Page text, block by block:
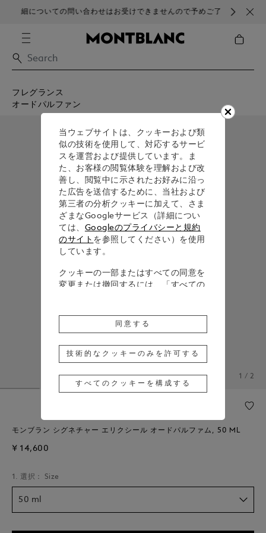
細についての問い合わせはお受けできませんので予めご了
ブ
フレグランス
オードパルファン
1 / 2
モンブラン シグネチャー エリクシール オードパルファム, 50 ML
¥ 14,600
1. 選択： Size
50 ml
当ウェブサイトは、クッキーおよび類
似の技術を使用して、対応するサービ
スを運営および提供しています。ま
た、お客様の閲覧体験を理解および改
善し、閲覧中に示されたお好みに沿っ
た広告を送信するために、当社および
第三者の分析クッキーに加えて、さま
ざまなGoogleサービス（詳細につい
ては、 Googleのプライバシーと規約
のサイト を参照してください）を使用
しています。
クッキーの一部またはすべての同意を
変更または撤回するには、「すべての
をご覧ください。
のクッキーの使用に同意したことにな
「技術的なクッキーのみを許可する」
同意する
技術的なクッキーのみを許可する
すべてのクッキーを構成する